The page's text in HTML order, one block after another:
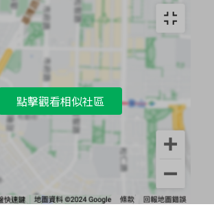
點擊觀看相似社區